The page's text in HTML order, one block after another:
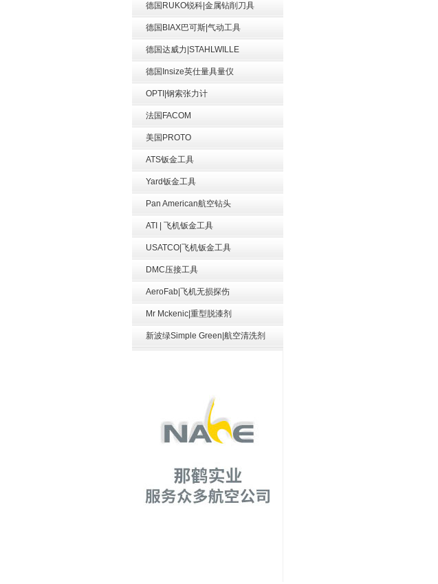
德国RUKO锐科|金属钻削刀具
德国BIAX巴可斯|气动工具
德国达威力|STAHLWILLE
德国Insize英仕量具量仪
OPTI|钢索张力计
法国FACOM
美国PROTO
ATS钣金工具
Yard钣金工具
Pan American航空钻头
ATI | 飞机钣金工具
USATCO|飞机钣金工具
DMC压接工具
AeroFab|飞机无损探伤
Mr Mckenic|重型脱漆剂
新波绿Simple Green|航空清洗剂